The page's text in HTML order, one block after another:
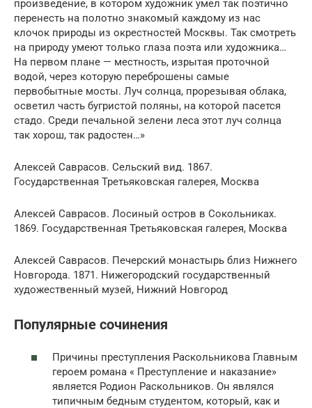
произведение, в котором художник умел так поэтично
перенесть на полотно знакомый каждому из нас
клочок природы из окрестностей Москвы. Так смотреть
на природу умеют только глаза поэта или художника…
На первом плане — местность, изрытая проточной
водой, через которую переброшены самые
первобытные мосты. Луч солнца, прорезывая облака,
осветил часть бугристой поляны, на которой пасется
стадо. Среди печальной зелени леса этот луч солнца
так хорош, так радостен…»
Алексей Саврасов. Сельский вид. 1867.
Государственная Третьяковская галерея, Москва
Алексей Саврасов. Лосиный остров в Сокольниках.
1869. Государственная Третьяковская галерея, Москва
Алексей Саврасов. Печерский монастырь близ Нижнего
Новгорода. 1871. Нижегородский государственный
художественный музей, Нижний Новгород
Популярные сочинения
Причины преступления Раскольникова Главным
героем романа « Преступление и наказание»
является Родион Раскольников. Он являлся
типичным бедным студентом, который, как и